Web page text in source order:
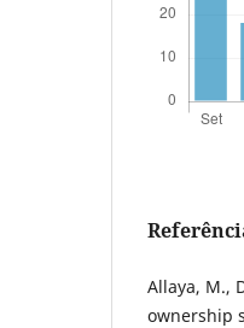
Allaya, M.,
ownership